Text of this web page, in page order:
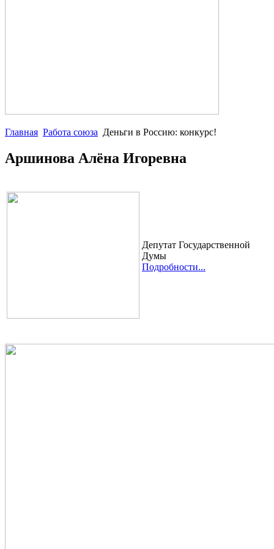
Главная Работа союза Деньги в Россию: конкурс!
Аршинова Алёна Игоревна
Депутат Государственной
Думы
Подробности...